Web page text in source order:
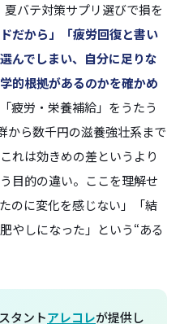
バテ対策サプリ選びで損を
ドだから」「疲労回復と書い
んでしまい、自分に足りな
的根拠があるのかを確かめ
疲労・栄養補給」をうたう
から数千円の滋養強壮系まで
れは効きめの差というより
目的の違い。ここを理解せ
のに変化を感じない」「結
やしになった」という“ある
タントアレコレが提供し